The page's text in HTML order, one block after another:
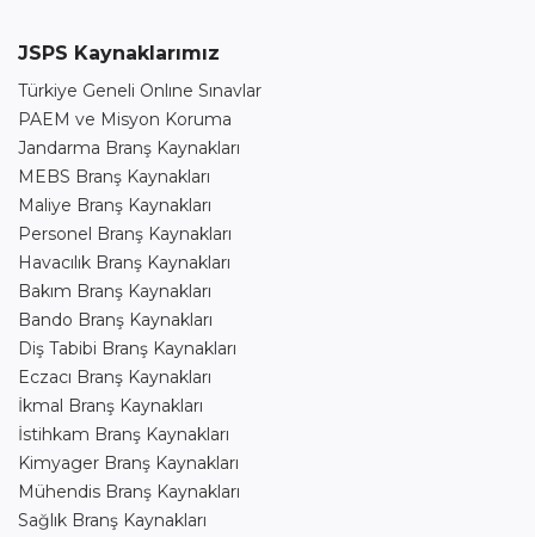
JSPS Kaynaklarımız
Türkiye Geneli Onlıne Sınavlar
PAEM ve Misyon Koruma
Jandarma Branş Kaynakları
MEBS Branş Kaynakları
Maliye Branş Kaynakları
Personel Branş Kaynakları
Havacılık Branş Kaynakları
Bakım Branş Kaynakları
Bando Branş Kaynakları
Diş Tabibi Branş Kaynakları
Eczacı Branş Kaynakları
İkmal Branş Kaynakları
İstihkam Branş Kaynakları
Kimyager Branş Kaynakları
Mühendis Branş Kaynakları
Sağlık Branş Kaynakları